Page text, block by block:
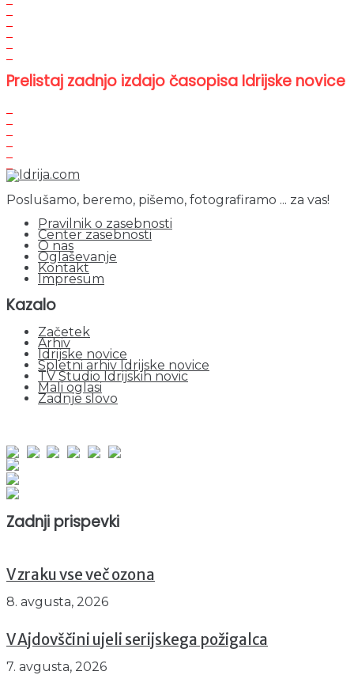
Prelistaj zadnjo izdajo časopisa Idrijske novice
Poslušamo, beremo, pišemo, fotografiramo ... za vas!
Pravilnik o zasebnosti
Center zasebnosti
O nas
Oglaševanje
Kontakt
Impresum
Kazalo
Začetek
Arhiv
Idrijske novice
Spletni arhiv Idrijske novice
TV Studio Idrijskih novic
Mali oglasi
Zadnje slovo
Zadnji prispevki
V zraku vse več ozona
8. avgusta, 2026
V Ajdovščini ujeli serijskega požigalca
7. avgusta, 2026